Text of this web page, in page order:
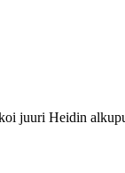
juuri Heidin